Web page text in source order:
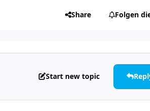
Share Folgen
Start new topic